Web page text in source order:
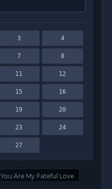
3 4
7 8
11 12
15 16
19 20
23 24
27
You Are My Fateful Love